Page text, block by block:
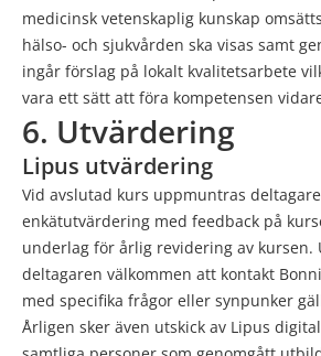
medicinsk vetenskaplig kunskap
hälso- och sjukvården ska visas samt
ingår förslag på lokalt kvalitetsarbete
vara ett sätt att föra kompetensen
6. Utvärdering
Lipus utvärdering
Vid avslutad kurs uppmuntras
enkätutvärdering med feedback på
underlag för årlig revidering av kursen.
deltagaren välkommen att kontakt
med specifika frågor eller synpunker
Årligen sker även utskick av Lipus